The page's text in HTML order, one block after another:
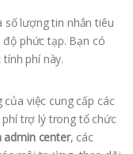
số lượng tin nhắn tiêu
phức tạp. Bạn có
phí này.
việc cung cấp các
trợ lý trong tổ chức
center, các